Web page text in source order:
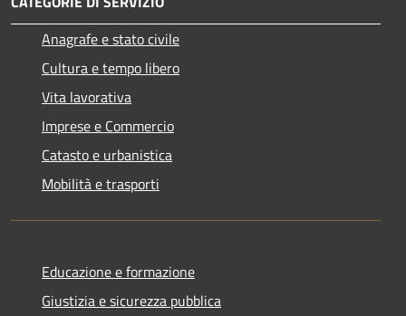
Anagrafe e stato civile
Cultura e tempo libero
Vita lavorativa
Imprese e Commercio
Catasto e urbanistica
Mobilità e trasporti
Educazione e formazione
Giustizia e sicurezza pubblica